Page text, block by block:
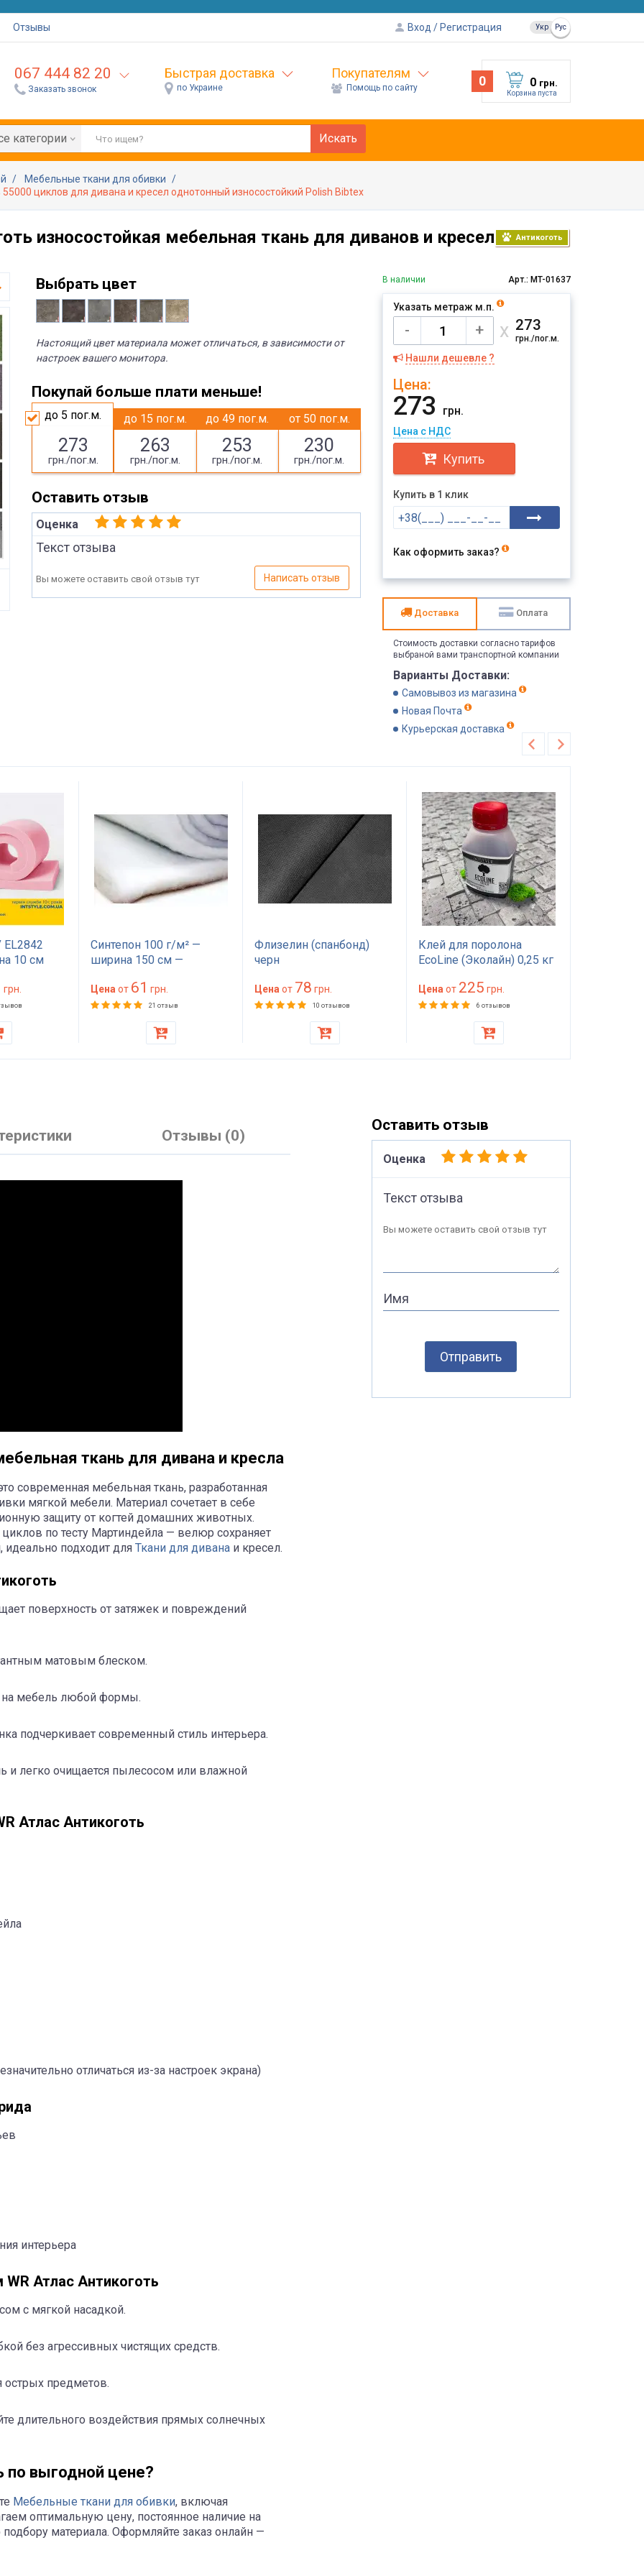
Отзывы Вход Регистрация Укр Рус
067 444 82 20
Заказать звонок
Быстрая доставка
по Украине
Покупателям
Помощь по сайту 0 0 грн.
Корзина пуста
категории Искать
Мебельные ткани для обивки
циклов для дивана и кресел однотонный износостойкий Polish Bibtex
износостойкая мебельная ткань для диванов и кресел Антикоготь
Выбрать цвет
Настоящий цвет материала может отличаться, в зависимости от
настроек вашего монитора.
Покупай больше плати меньше!
до 5 пог.м.
273
грн./пог.м.
до 15 пог.м.
263
грн./пог.м.
до 49 пог.м.
253
грн./пог.м.
от 50 пог.м.
230
грн./пог.м.
Оставить отзыв
Оценка
Текст отзыва
Вы можете оставить свой отзыв тут Написать отзыв
В наличии Арт.: MT-01637
Указать метраж м.п.
- + х 273
грн./пог.м.
Нашли дешевле ?
Цена:
273 грн.
Цена с НДС
Купить
Купить в 1 клик
Как оформить заказ?
Доставка Оплата
Стоимость доставки согласно тарифов
выбраной вами транспортной компании
Варианты Доставки:
Самовывоз из магазина
Новая Почта
Курьерская доставка
10 см
для
дивана,
грн.
Синтепон 100 г/м² —
ширина 150 см —
утепления
Цена от 61 грн.
21 отзыв
Флизелин (спанбонд)
черн
Цена от 78 грн.
10 отзывов
Клей для поролона
EcoLine (Эколайн) 0,25 кг
красного цвета
Цена от 225 грн.
6 отзывов
Отзывы (0)
ткань для дивана и кресла
современная мебельная ткань, разработанная
мягкой мебели. Материал сочетает в себе
защиту от когтей домашних животных.
по тесту Мартиндейла — велюр сохраняет
подходит для Ткани для дивана и кресел.
поверхность от затяжек и повреждений
матовым блеском.
на мебель любой формы.
подчеркивает современный стиль интерьера.
и легко очищается пылесосом или влажной
Атлас Антикоготь
отличаться из-за настроек экрана)
интерьера
Атлас Антикоготь
с мягкой насадкой.
без агрессивных чистящих средств.
острых предметов.
длительного воздействия прямых солнечных
по выгодной цене?
Мебельные ткани для обивки, включая
оптимальную цену, постоянное наличие на
материала. Оформляйте заказ онлайн —
Оставить отзыв
Оценка
Текст отзыва
Вы можете оставить свой отзыв тут
Имя
Отправить